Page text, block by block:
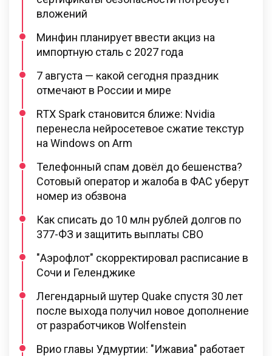
вложений
Минфин планирует ввести акциз на
импортную сталь с 2027 года
7 августа — какой сегодня праздник
отмечают в России и мире
RTX Spark становится ближе: Nvidia
перенесла нейросетевое сжатие текстур
на Windows on Arm
Телефонный спам довёл до бешенства?
Сотовый оператор и жалоба в ФАС уберут
номер из обзвона
Как списать до 10 млн рублей долгов по
377-ФЗ и защитить выплаты СВО
"Аэрофлот" скорректировал расписание в
Сочи и Геленджике
Легендарный шутер Quake спустя 30 лет
после выхода получил новое дополнение
от разработчиков Wolfenstein
Врио главы Удмуртии: "Ижавиа" работает